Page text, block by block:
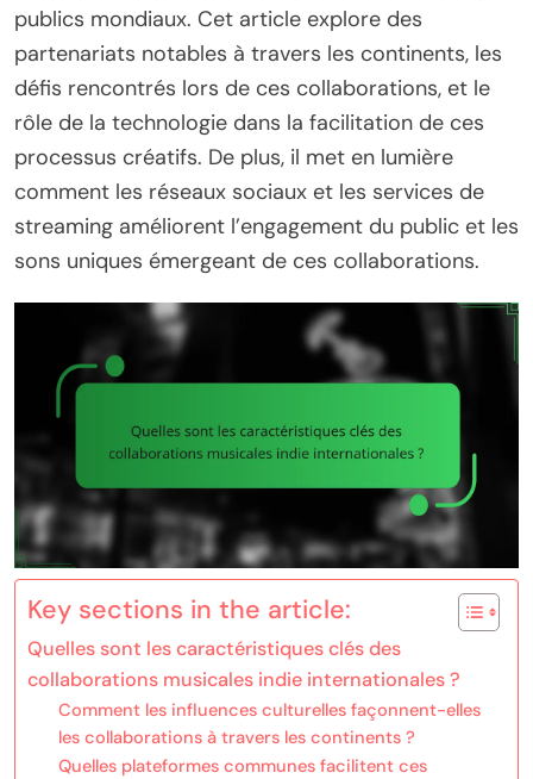
publics mondiaux. Cet article explore des
partenariats notables à travers les continents, les
défis rencontrés lors de ces collaborations, et le
rôle de la technologie dans la facilitation de ces
processus créatifs. De plus, il met en lumière
comment les réseaux sociaux et les services de
streaming améliorent l’engagement du public et les
sons uniques émergeant de ces collaborations.
Key sections in the article:
Quelles sont les caractéristiques clés des
collaborations musicales indie internationales ?
Comment les influences culturelles façonnent-elles
les collaborations à travers les continents ?
Quelles plateformes communes facilitent ces